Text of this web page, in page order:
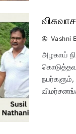
Vashni E
அழகாய்